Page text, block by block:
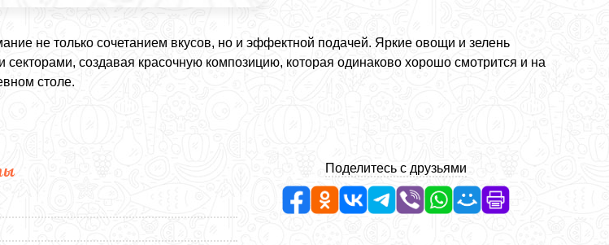
не только сочетанием вкусов, но и эффектной подачей. Яркие овощи и зелень
создавая красочную композицию, которая одинаково хорошо смотрится и на
столе.
Поделитесь с друзьями